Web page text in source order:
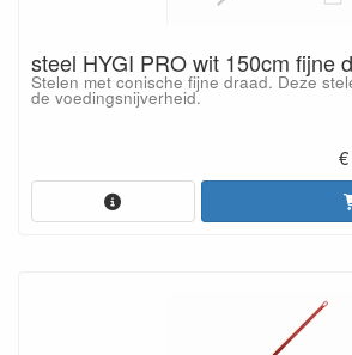
steel HYGI PRO wit 150cm fijne
Stelen met conische fijne draad. Deze
de voedingsnijverheid.